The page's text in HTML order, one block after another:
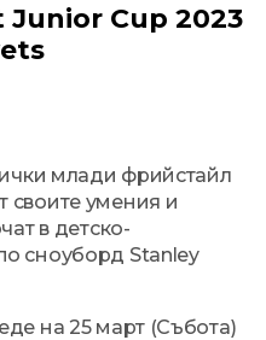
Cup 2023
млади фрийстайл
своите умения и
в детско-
сноуборд Stanley
на 25 март (Събота)